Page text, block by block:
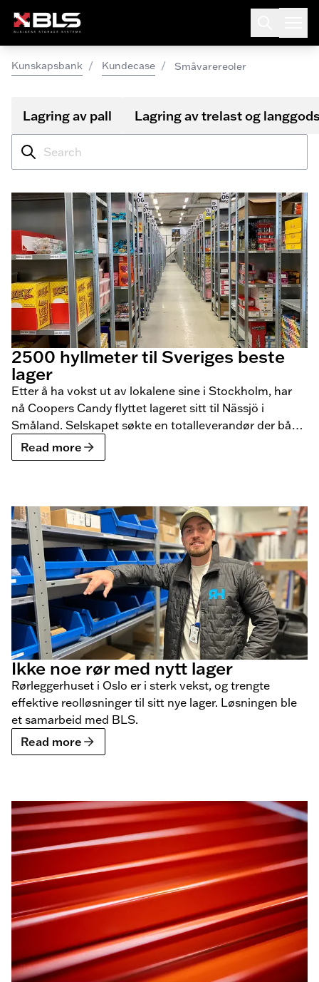
Kunskapsbank / Kundecase / Småvarereoler
Lagring av pall Lagring av trelast og
2500 hyllmeter til Sveriges beste
lager
Etter å ha vokst ut av lokalene sine i Stockholm, har
nå Coopers Candy flyttet lageret sitt til Nässjö i
Småland. Selskapet søkte en totalleverandør der både
produkter og montering ble håndtert av samme
leverandør for å minimere avbrudd i produksjonen.
Read more
Ikke noe rør med nytt lager
Rørleggerhuset i Oslo er i sterk vekst, og trengte
effektive reolløsninger til sitt nye lager. Løsningen ble
et samarbeid med BLS.
Read more